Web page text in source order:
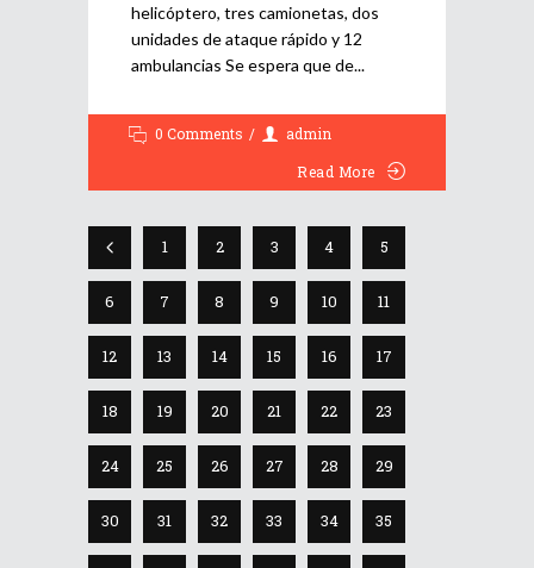
helicóptero, tres camionetas, dos
unidades de ataque rápido y 12
ambulancias Se espera que de
0 Comments
admin
Read More
1 2 3 4 5
6 7 8 9 10 11
12 13 14 15 16 17
18 19 20 21 22 23
24 25 26 27 28 29
30 31 32 33 34 35